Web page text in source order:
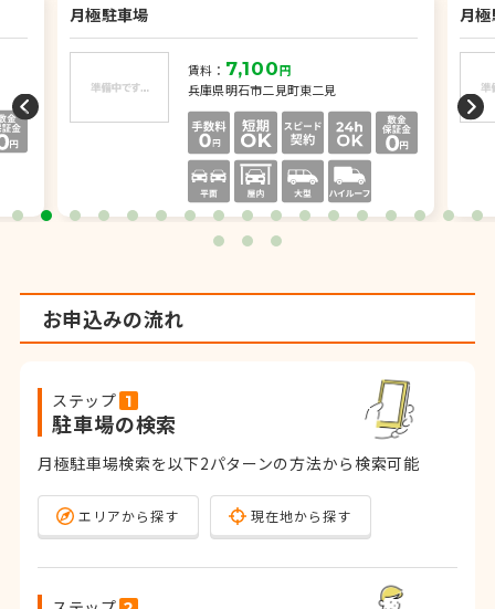
月極駐車場
賃料： 7,100円
兵庫県明石市二見町東二見
月
お申込みの流れ
ステップ
駐車場の検索
月極駐車場検索を以下2パターンの方法から検索可能
エリアから探す 現在地から探す